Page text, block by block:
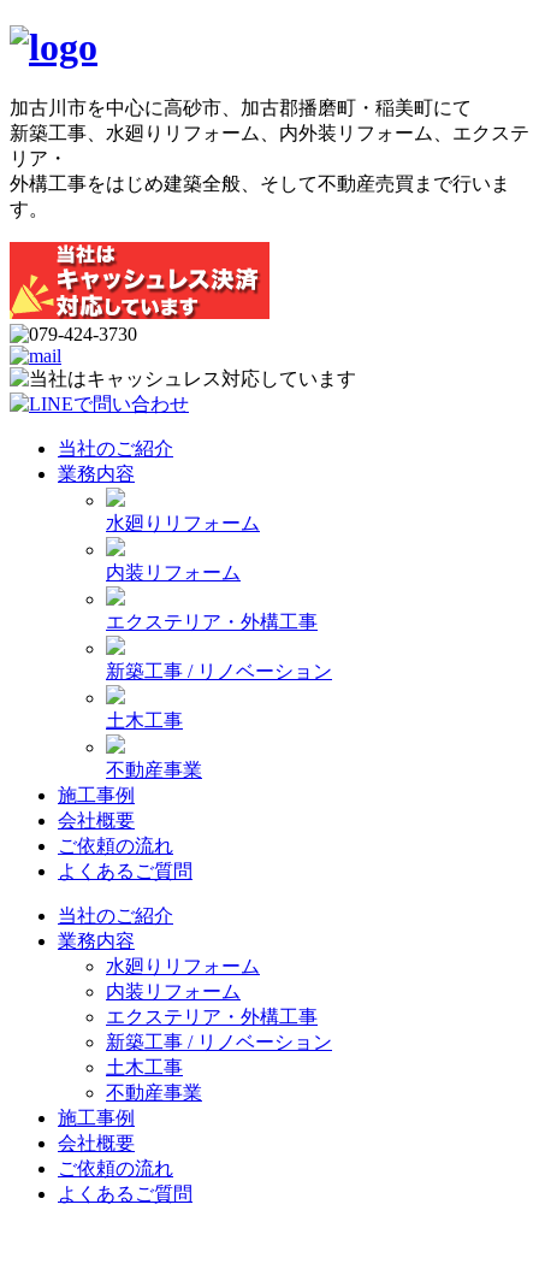
加古川市を中心に高砂市、加古郡播磨町・稲美町にて
新築工事、水廻りリフォーム、内外装リフォーム、エクステ
リア・
外構工事をはじめ建築全般、そして不動産売買まで行いま
す。
当社のご紹介
業務内容
水廻りリフォーム
内装リフォーム
エクステリア・外構工事
新築工事 / リノベーション
土木工事
不動産事業
施工事例
会社概要
ご依頼の流れ
よくあるご質問
当社のご紹介
業務内容
水廻りリフォーム
内装リフォーム
エクステリア・外構工事
新築工事 / リノベーション
土木工事
不動産事業
施工事例
会社概要
ご依頼の流れ
よくあるご質問